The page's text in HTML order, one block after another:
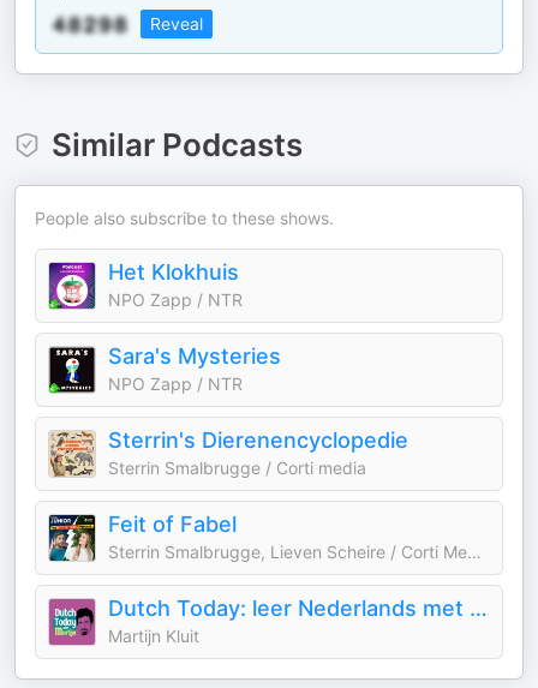
Reveal
Similar Podcasts
People also subscribe to these shows.
Het Klokhuis
NPO Zapp / NTR
Sara's Mysteries
NPO Zapp / NTR
Sterrin's Dierenencyclopedie
Sterrin Smalbrugge / Corti media
Feit of Fabel
Sterrin Smalbrugge, Lieven Scheire / Corti Media & National Geographic Junior
Dutch Today: leer Nederlands met Martijn
Martijn Kluit